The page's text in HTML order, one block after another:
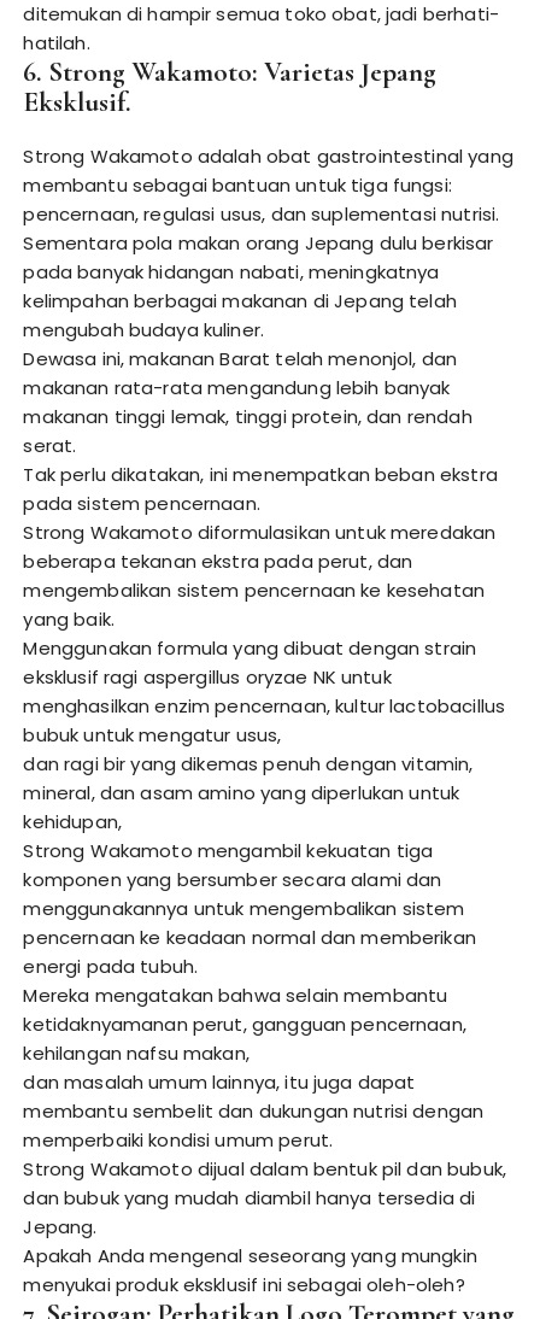
ditemukan di hampir semua toko obat, jadi berhati-
hatilah.
6. Strong Wakamoto: Varietas Jepang
Eksklusif.
Strong Wakamoto adalah obat gastrointestinal yang
membantu sebagai bantuan untuk tiga fungsi:
pencernaan, regulasi usus, dan suplementasi nutrisi.
Sementara pola makan orang Jepang dulu berkisar
pada banyak hidangan nabati, meningkatnya
kelimpahan berbagai makanan di Jepang telah
mengubah budaya kuliner.
Dewasa ini, makanan Barat telah menonjol, dan
makanan rata-rata mengandung lebih banyak
makanan tinggi lemak, tinggi protein, dan rendah
serat.
Tak perlu dikatakan, ini menempatkan beban ekstra
pada sistem pencernaan.
Strong Wakamoto diformulasikan untuk meredakan
beberapa tekanan ekstra pada perut, dan
mengembalikan sistem pencernaan ke kesehatan
yang baik.
Menggunakan formula yang dibuat dengan strain
eksklusif ragi aspergillus oryzae NK untuk
menghasilkan enzim pencernaan, kultur lactobacillus
bubuk untuk mengatur usus,
dan ragi bir yang dikemas penuh dengan vitamin,
mineral, dan asam amino yang diperlukan untuk
kehidupan,
Strong Wakamoto mengambil kekuatan tiga
komponen yang bersumber secara alami dan
menggunakannya untuk mengembalikan sistem
pencernaan ke keadaan normal dan memberikan
energi pada tubuh.
Mereka mengatakan bahwa selain membantu
ketidaknyamanan perut, gangguan pencernaan,
kehilangan nafsu makan,
dan masalah umum lainnya, itu juga dapat
membantu sembelit dan dukungan nutrisi dengan
memperbaiki kondisi umum perut.
Strong Wakamoto dijual dalam bentuk pil dan bubuk,
dan bubuk yang mudah diambil hanya tersedia di
Jepang.
Apakah Anda mengenal seseorang yang mungkin
menyukai produk eksklusif ini sebagai oleh-oleh?